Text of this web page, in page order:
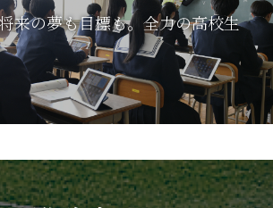
来の夢も目標も。 全力の高校生